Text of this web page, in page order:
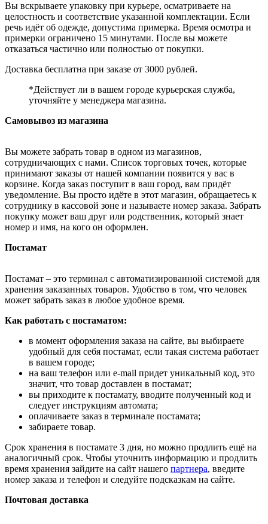
Вы вскрываете упаковку при курьере, осматриваете на
целостность и соответствие указанной комплектации. Если
речь идёт об одежде, допустима примерка. Время осмотра и
примерки ограничено 15 минутами. После вы можете
отказаться частично или полностью от покупки.
Доставка бесплатна при заказе от 3000 рублей.
*Действует ли в вашем городе курьерская служба,
уточняйте у менеджера магазина.
Самовывоз из магазина
Вы можете забрать товар в одном из магазинов,
сотрудничающих с нами. Список торговых точек, которые
принимают заказы от нашей компании появится у вас в
корзине. Когда заказ поступит в ваш город, вам придёт
уведомление. Вы просто идёте в этот магазин, обращаетесь к
сотруднику в кассовой зоне и называете номер заказа. Забрать
покупку может ваш друг или родственник, который знает
номер и имя, на кого он оформлен.
Постамат
Постамат – это терминал с автоматизированной системой для
хранения заказанных товаров. Удобство в том, что человек
может забрать заказ в любое удобное время.
Как работать с постаматом:
в момент оформления заказа на сайте, вы выбираете
удобный для себя постамат, если такая система работает
в вашем городе;
на ваш телефон или e-mail придет уникальный код, это
значит, что товар доставлен в постамат;
вы приходите к постамату, вводите полученный код и
следует инструкциям автомата;
оплачиваете заказ в терминале постамата;
забираете товар.
Срок хранения в постамате 3 дня, но можно продлить ещё на
аналогичный срок. Чтобы уточнить информацию и продлить
время хранения зайдите на сайт нашего партнера, введите
номер заказа и телефон и следуйте подсказкам на сайте.
Почтовая доставка